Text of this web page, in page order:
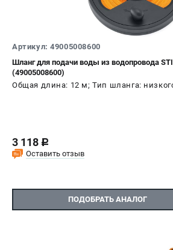
Артикул: 49005008600
Шланг для подачи воды из водопровода
(49005008600)
Общая длина: 12 м; Тип шланга:
3 118 c
Оставить отзыв
ПОДОБРАТЬ АНАЛОГ